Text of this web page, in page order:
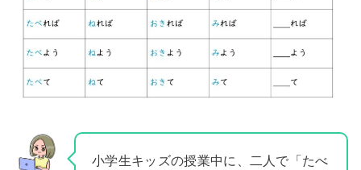
小学生キッズの授業中に、二人で「たべ